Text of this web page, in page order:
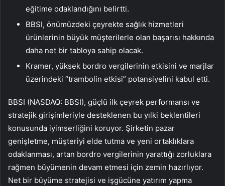
eğitime odaklandığını belirtti.
BBSI, önümüzdeki çeyrekte sağlık hizmetleri
ürünlerinin büyük müşterilerle olan başarısı hakkında
daha net bir tabloya sahip olacak.
Kramer, yüksek bordro vergilerinin etkisini ve marjlar
üzerindeki “trambolin etkisi” potansiyelini kabul etti.
BBSI (NASDAQ: BBSI), güçlü ilk çeyrek performansı ve
stratejik girişimleriyle desteklenen bu yılki beklentileri
konusunda iyimserliğini koruyor. Şirketin pazar
genişletme, müşteriyi elde tutma ve yeni ortaklıklara
odaklanması, artan bordro vergilerinin yarattığı zorluklara
rağmen büyümenin devam etmesi için zemin hazırlıyor.
Net bir büyüme stratejisi ve işgücüne yatırım yapma